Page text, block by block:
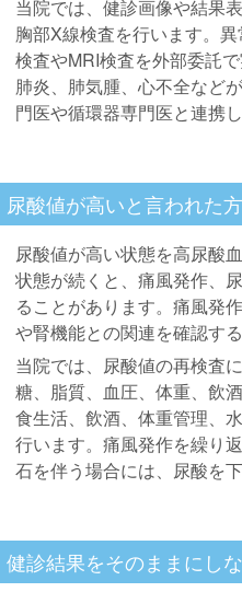
当院では、健診画像や結果
胸部X線検査を行います。
検査やMRI検査を外部委託
肺炎、肺気腫、心不全など
門医や循環器専門医と連携し
尿酸値が高いと言われた方
尿酸値が高い状態を高尿酸
状態が続くと、痛風発作、
ることがあります。痛風発
や腎機能との関連を確認す
当院では、尿酸値の再検査
糖、脂質、血圧、体重、飲
食生活、飲酒、体重管理、
行います。痛風発作を繰り
石を伴う場合には、尿酸を
健診結果をそのままにし